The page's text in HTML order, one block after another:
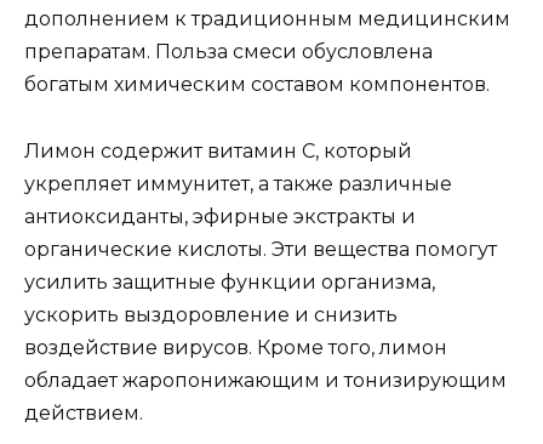
дополнением к традиционным медицинским
препаратам. Польза смеси обусловлена
богатым химическим составом компонентов.
Лимон содержит витамин C, который
укрепляет иммунитет, а также различные
антиоксиданты, эфирные экстракты и
органические кислоты. Эти вещества помогут
усилить защитные функции организма,
ускорить выздоровление и снизить
воздействие вирусов. Кроме того, лимон
обладает жаропонижающим и тонизирующим
действием.